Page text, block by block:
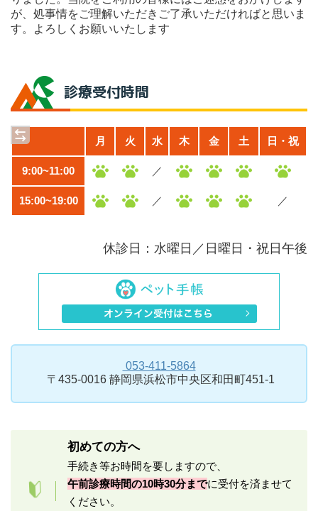
が、処事情をご理解いただきご了承いただければと思いま
す。よろしくお願いいたします
診療受付時間
月 火 水 木 金 土 日・祝
9:00~11:00 ／
15:00~19:00 ／ ／
休診日：水曜日／日曜日・祝日午後
053-411-5864
〒435-0016 静岡県浜松市中央区和田町451-1
初めての方へ
手続き等お時間を要しますので、
午前診療時間の10時30分までに受付を済ませて
ください。